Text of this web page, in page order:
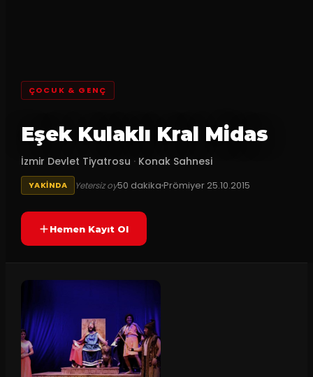
ÇOCUK & GENÇ
Eşek Kulaklı Kral Midas
İzmir Devlet Tiyatrosu · Konak Sahnesi
YAKINDA Yetersiz oy50 dakikaPrömiyer 25.10.2015
Hemen Kayıt Ol